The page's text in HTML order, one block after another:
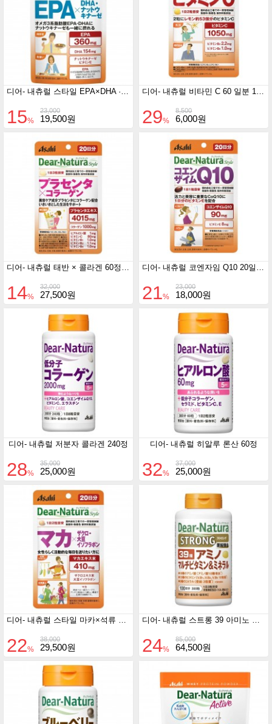
23,000
15% 19,500원
8,500
29% 6,000원
디어- 내츄럴 태반 × 콜라겐 60정 (28g) 20 일분
32,000
14% 27,500원
디어- 내츄럴 코엔자임 Q10 20일분 20정
23,000
21% 18,000원
디어- 내츄럴 저분자 콜라겐 240정
35,000
28% 25,000원
디어- 내츄럴 히알루 론산 60정
37,000
32% 25,000원
디어- 내츄럴 스타일 마카×석류 대두 이소 플라본 40정 (20일분)
38,000
22% 29,500원
디어- 내츄럴 스트롱 39 아미노 멀티 300 정 (100일분)
85,000
24% 64,500원